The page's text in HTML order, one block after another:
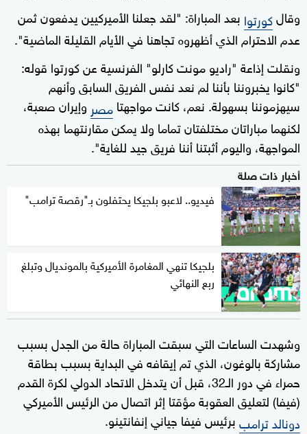
وقالكورتوا بعد المباراة: "لقد جعلنا الأميركيين يدفعون ثمن
عدم الاحترام الذي أظهروه تجاهنا في الأيام القليلة الماضية".
ونقلت إذاعة "راديو مونت كارلو" الفرنسية عن كورتوا قوله:
"كانوا يخبروننا بأننا لم نعد نفس الفريق السابق وأنهم
سيهزموننا بسهولة. نعم، كانت مواجهتامصر وإيران صعبة،
لكنهما مباراتان مختلفتان تماما ولا يمكن مقارنتهما بهذه
المواجهة، واليوم أثبتنا أننا فريق جيد للغاية".
أخبار ذات صلة
فيديو.. لاعبو بلجيكا يحتفلون بـ"رقصة ترامب"
بلجيكا تنهي المغامرة الأميركية بالمونديال وتبلغ
ربع النهائي
وشهدت الساعات التي سبقت المباراة حالة من الجدل بسبب
مشاركة بالوغون، الذي تم إيقافه في البداية بسبب بطاقة
حمراء في دور الـ32، قبل أن يتدخل الاتحاد الدولي لكرة القدم
(فيفا) لتعليق العقوبة مؤقتا إثر اتصال من الرئيس الأميركي
دونالد ترامببرئيس فيفا جياني إنفانتينو.